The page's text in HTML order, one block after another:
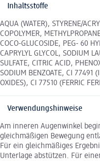
Inhaltsstoffe
AQUA (WATER), STYRENE/
COPOLYMER,
COCO-GLUCOSIDE, PEG- 60
CAPRYLYL GLYCOL, SODIUM
SULFATE, CITRIC ACID,
SODIUM BENZOATE, CI 77491
OXIDES), CI 77510 (FERRIC
Verwendungshinweise
Am inneren Augenwinkel
gleichmäßigen Bewegung
Für ein gleichmäßiges
Unterlage abstützen. Für